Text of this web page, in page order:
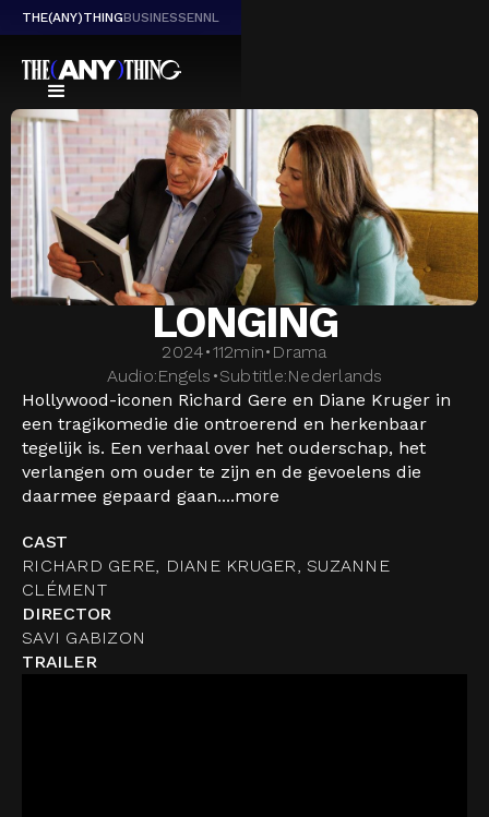
THE(ANY)THINGBUSINESSENNL
LONGING
2024•112min• Drama
Audio:Engels •Subtitle:Nederlands
Hollywood-iconen Richard Gere en Diane Kruger in
een tragikomedie die ontroerend en herkenbaar
tegelijk is. Een verhaal over het ouderschap, het
verlangen om ouder te zijn en de gevoelens die
daarmee gepaard gaan....more
CAST
RICHARD GERE, DIANE KRUGER, SUZANNE
CLÉMENT
DIRECTOR
SAVI GABIZON
TRAILER